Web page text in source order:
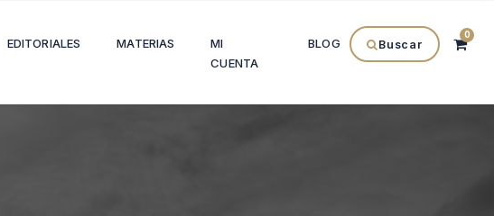
EDITORIALES MATERIAS
MI
CUENTA
BLOG Buscar
0